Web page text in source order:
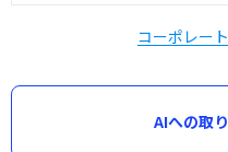
コーポレー
AIへの取